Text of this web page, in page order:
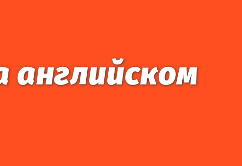
английском